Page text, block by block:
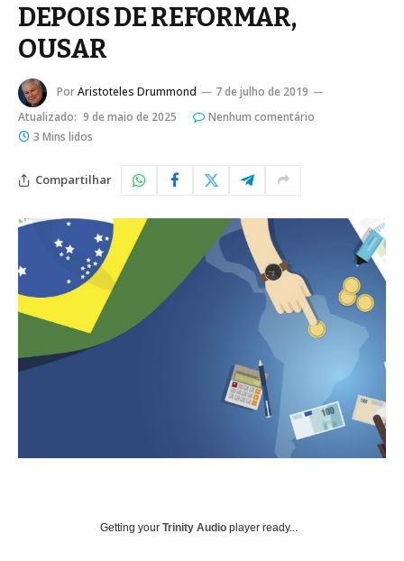
DEPOIS DE REFORMAR,
OUSAR
PorAristoteles Drummond
7 de julho de 2019
Atualizado: 9 de maio de 2025
Nenhum comentário
3 Mins lidos
Compartilhar
Getting your Trinity Audio player ready...